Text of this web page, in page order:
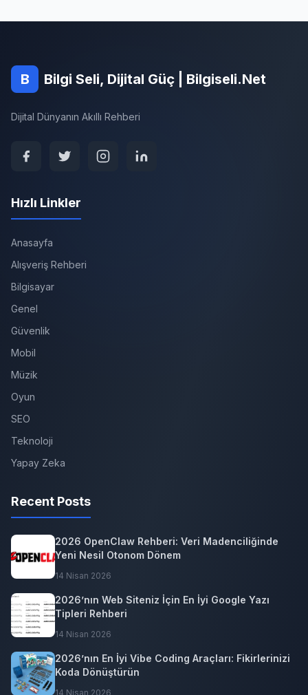
B Bilgi Seli, Dijital Güç | Bilgiseli.Net
Dijital Dünyanın Akıllı Rehberi
Hızlı Linkler
Anasayfa
Alışveriş Rehberi
Bilgisayar
Genel
Güvenlik
Mobil
Müzik
Oyun
SEO
Teknoloji
Yapay Zeka
Recent Posts
2026 OpenClaw Rehberi: Veri Madenciliğinde
Yeni Nesil Otonom Dönem
14 Nisan 2026
2026’nın Web Siteniz İçin En İyi Google Yazı
Tipleri Rehberi
14 Nisan 2026
2026’nın En İyi Vibe Coding Araçları: Fikirlerinizi
Koda Dönüştürün
14 Nisan 2026